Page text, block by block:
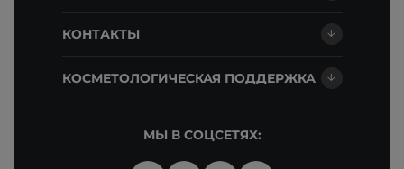
КОНТАКТЫ
КОСМЕТОЛОГИЧЕСКАЯ ПОДДЕРЖКА
МЫ В СОЦСЕТЯХ: